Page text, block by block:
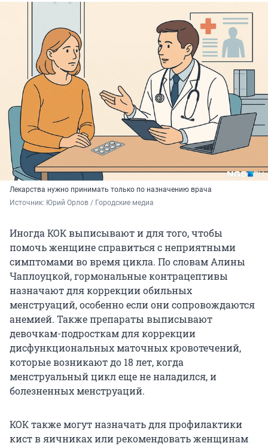
Лекарства нужно принимать только по назначению врача
Источник: Юрий Орлов / Городские медиа
Иногда КОК выписывают и для того, чтобы
помочь женщине справиться с неприятными
симптомами во время цикла. По словам Алины
Чаплоуцкой, гормональные контрацептивы
назначают для коррекции обильных
менструаций, особенно если они сопровождаются
анемией. Также препараты выписывают
девочкам-подросткам для коррекции
дисфункциональных маточных кровотечений,
которые возникают до 18 лет, когда
менструальный цикл еще не наладился, и
болезненных менструаций.
КОК также могут назначать для профилактики
кист в яичниках или рекомендовать женщинам